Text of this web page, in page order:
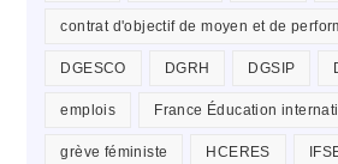
contrat d'objectif de moyen et de
DGESCO DGRH DGSIP
emplois France Éducation
grève féministe HCERES